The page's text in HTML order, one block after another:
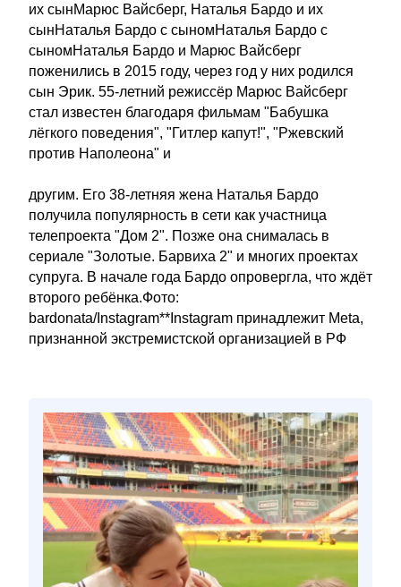
их сынМарюс Вайсберг, Наталья Бардо и их
сынНаталья Бардо с сыномНаталья Бардо с
сыномНаталья Бардо и Марюс Вайсберг
поженились в 2015 году, через год у них родился
сын Эрик. 55-летний режиссёр Марюс Вайсберг
стал известен благодаря фильмам "Бабушка
лёгкого поведения", "Гитлер капут!", "Ржевский
против Наполеона" и
другим. Его 38-летняя жена Наталья Бардо
получила популярность в сети как участница
телепроекта "Дом 2". Позже она снималась в
сериале "Золотые. Барвиха 2" и многих проектах
супруга. В начале года Бардо опровергла, что ждёт
второго ребёнка.Фото:
bardonata/Instagram**Instagram принадлежит Meta,
признанной экстремистской организацией в РФ